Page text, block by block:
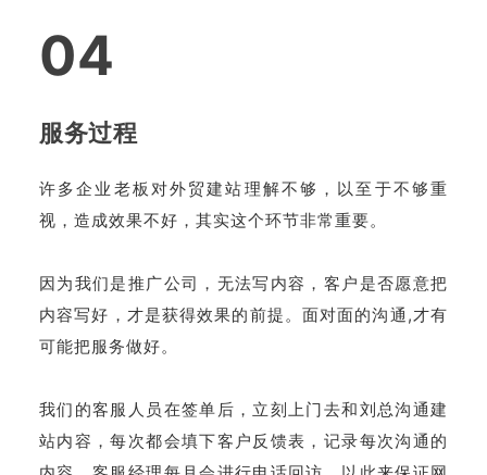
04
服务过程
许多企业老板对外贸建站理解不够，以至于不够重
视，造成效果不好，其实这个环节非常重要。
因为我们是推广公司，无法写内容，客户是否愿意把
内容写好，才是获得效果的前提。面对面的沟通,才有
可能把服务做好。
我们的客服人员在签单后，立刻上门去和刘总沟通建
站内容，每次都会填下客户反馈表，记录每次沟通的